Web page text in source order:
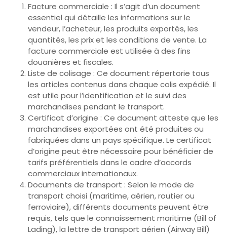
Facture commerciale : Il s’agit d’un document
essentiel qui détaille les informations sur le
vendeur, l’acheteur, les produits exportés, les
quantités, les prix et les conditions de vente. La
facture commerciale est utilisée à des fins
douanières et fiscales.
Liste de colisage : Ce document répertorie tous
les articles contenus dans chaque colis expédié. Il
est utile pour l’identification et le suivi des
marchandises pendant le transport.
Certificat d’origine : Ce document atteste que les
marchandises exportées ont été produites ou
fabriquées dans un pays spécifique. Le certificat
d’origine peut être nécessaire pour bénéficier de
tarifs préférentiels dans le cadre d’accords
commerciaux internationaux.
Documents de transport : Selon le mode de
transport choisi (maritime, aérien, routier ou
ferroviaire), différents documents peuvent être
requis, tels que le connaissement maritime (Bill of
Lading), la lettre de transport aérien (Airway Bill)